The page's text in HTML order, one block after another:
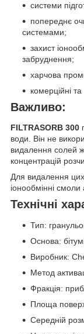
системи
попереднє
системами;
захист
забруднення;
харчова
комерційні
Важливо:
FILTRASORB 300
води. Він не
видалення солей
концентрацій
Для видалення цих
іонообмінні смоли
Технічні
Тип:
Основа:
Виробник:
Метод
Фракція:
Площа
Середній